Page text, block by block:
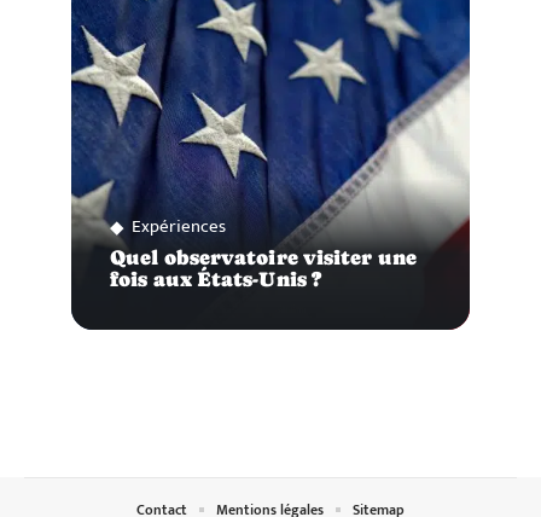
Expériences
Quel observatoire visiter une
fois aux États-Unis ?
Contact Mentions légales Sitemap